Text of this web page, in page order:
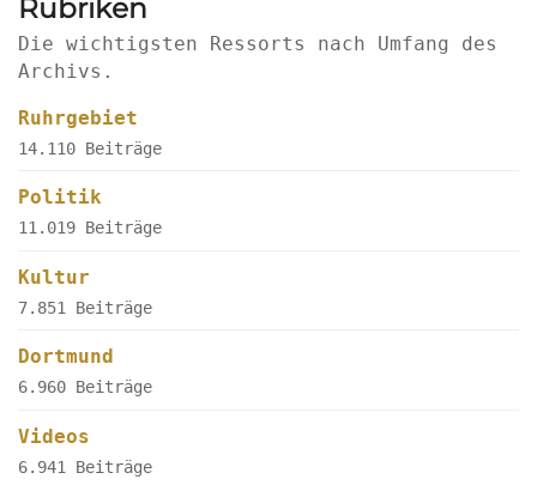
Rubriken
Die wichtigsten Ressorts nach Umfang des
Archivs.
Ruhrgebiet
14.110 Beiträge
Politik
11.019 Beiträge
Kultur
7.851 Beiträge
Dortmund
6.960 Beiträge
Videos
6.941 Beiträge